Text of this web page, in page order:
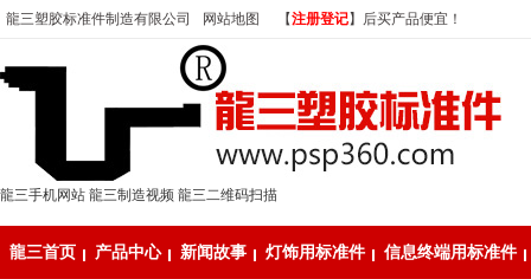
龍三塑胶标准件制造有限公司 网站地图 【注册登记】后买产品便宜！
龍三手机网站 龍三制造视频 龍三二维码扫描
龍三首页 产品中心 新闻故事 灯饰用标准件 信息终端用标准件